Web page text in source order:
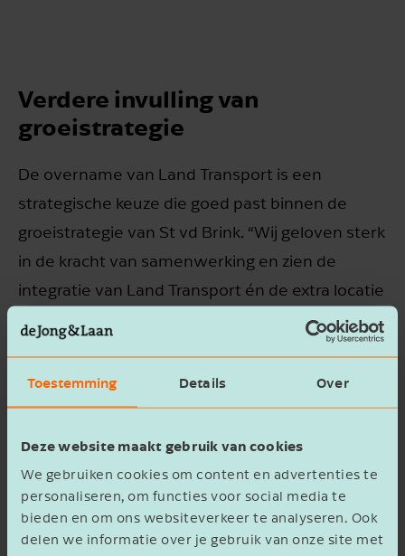
Toestemming Details Over
Deze website maakt gebruik van cookies
We gebruiken cookies om content en advertenties te
personaliseren, om functies voor social media te
bieden en om ons websiteverkeer te analyseren. Ook
delen we informatie over je gebruik van onze site met
Verdere invulling van
groeistrategie
De overname van Land Transport is een
strategische keuze die goed past binnen de
groeistrategie van St vd Brink. “Wij geloven sterk
in de kracht van samenwerking en zien de
integratie van Land Transport én de extra locatie
in Harkema als een mooie uitbreiding van onze
activiteiten. Samen kunnen we onze klanten
nog beter bedienen en nieuwe kansen
benutten. Bovendien verstevigt dit onze positie
zijn”, aldus Alex van den Brink, algemeen
directeur St vd Brink.